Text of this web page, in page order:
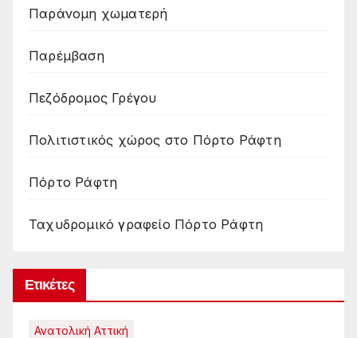
Παράνομη χωματερή
Παρέμβαση
Πεζόδρομος Γρέγου
Πολιτιστικός χώρος στο Πόρτο Ράφτη
Πόρτο Ράφτη
Ταχυδρομικό γραφείο Πόρτο Ράφτη
Ετικέτες
Ανατολική Αττική